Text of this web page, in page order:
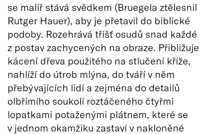
se malíř stává svědkem (Bruegela ztělesnil
Rutger Hauer), aby je přetavil do biblické
podoby. Rozehrává tříšť osudů snad každé
z postav zachycených na obraze. Přibližuje
kácení dřeva použitého na stlučení kříže,
nahlíží do útrob mlýna, do tváří v něm
přebývajících lidí a zejména do detailů
olbřímího soukolí roztáčeného čtyřmi
lopatkami potaženými plátnem, které se
v jednom okamžiku zastaví v nakloněné